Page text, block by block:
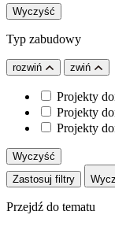
Wyczyść
Typ zabudowy
rozwiń zwiń
Projekty
Projekty
Projekty
Wyczyść
Zastosuj filtry
Przejdź do tematu